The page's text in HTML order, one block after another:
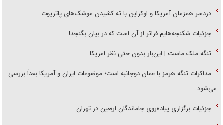
دردسر همزمان آمریکا و اوکراین با ته کشیدن موشک‌های پاتریوت
جزئیات شکنجه‌هایم فراتر از آن است که در بیان بگنجد!
تنگه ملک ماست | این‌بار بدون حتی نظر امریکا
مذاکرات تنگه هرمز با عمان دوجانبه است؛ موضوعات ایران و آمریکا بعداً بررسی
می‌شود
جزئیات برگزاری پیاده‌روی جاماندگان اربعین در تهران